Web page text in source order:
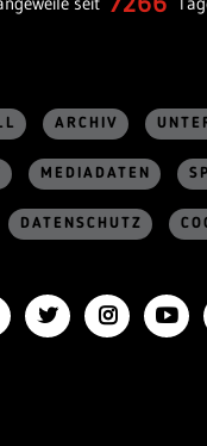
ARCHIV
MEDIADATEN
DATENSCHUTZ